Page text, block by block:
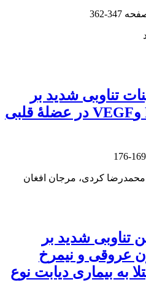
347-362
تناوبی شدید بر
بیان ژن‌های PGC-1α وVEGF در عضلۀ قلبی
169-176
کردی، مرجان افغان
تناوبی شدید بر
عروقی و نیمرخ
به بیماری دیابت نوع